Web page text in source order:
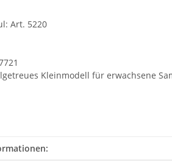
Art. 5220
Kleinmodell für erwachsene